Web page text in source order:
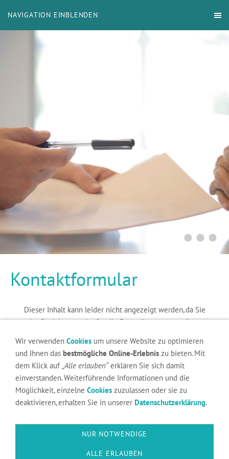
NAVIGATION EINBLENDEN
Kontaktformular
Dieser Inhalt kann leider nicht angezeigt werden, da Sie
der Speicherung der für die Darstellung notwendigen
Datenschutzerklärung, um Ihre Cookie-Präferenzen
anzupassen.
DIESEN COOKIE ZULASSEN
Impressum CookiesDatenschutz
Copyright ALVA Versicherungsmakler GmbH -
Wir verwenden Cookies um unsere Website zu optimieren
und Ihnen das bestmögliche Online-Erlebnis zu bieten. Mit
dem Klick auf „Alle erlauben“erklären Sie sich damit
einverstanden. Weiterführende Informationen und die
Möglichkeit, einzelne Cookies zuzulassen oder sie zu
deaktivieren, erhalten Sie in unserer Datenschutzerklärung.
NUR NOTWENDIGE
ALLE ERLAUBEN